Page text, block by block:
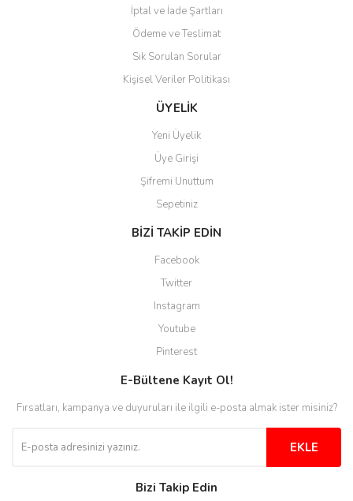
İptal ve İade Şartları
Ödeme ve Teslimat
Sık Sorulan Sorular
Kişisel Veriler Politikası
ÜYELİK
Yeni Üyelik
Üye Girişi
Şifremi Unuttum
Sepetiniz
BİZİ TAKİP EDİN
Facebook
Twitter
Instagram
Youtube
Pinterest
E-Bültene Kayıt Ol!
Fırsatları, kampanya ve duyuruları ile ilgili e-posta almak ister misiniz?
EKLE
Bizi Takip Edin